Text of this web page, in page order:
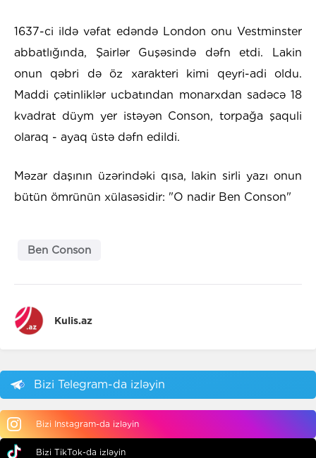
1637-ci ildə vəfat edəndə London onu Vestminster
abbatlığında, Şairlər Guşəsində dəfn etdi. Lakin
onun qəbri də öz xarakteri kimi qeyri-adi oldu.
Maddi çətinliklər ucbatından monarxdan sadəcə 18
kvadrat düym yer istəyən Conson, torpağa şaquli
olaraq - ayaq üstə dəfn edildi.
Məzar daşının üzərindəki qısa, lakin sirli yazı onun
bütün ömrünün xülasəsidir: "O nadir Ben Conson"
Ben Conson
Kulis.az
Bizi Telegram-da izləyin
Bizi Instagram-da izləyin
Bizi TikTok-da izləyin